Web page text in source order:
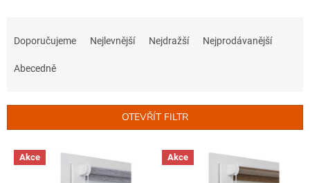
r
d
Doporučujeme Nejlevnější Nejdražší Nejprodávanější
Abecedně
OTEVŘÍT FILTR
V Akce Akce